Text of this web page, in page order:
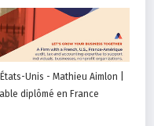
Unis - Mathieu Aimlon |
diplômé en France